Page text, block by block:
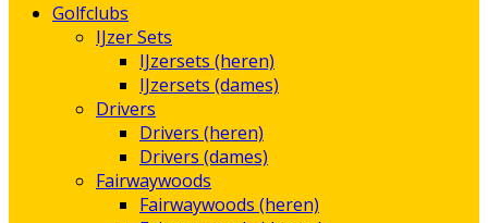
Golfclubs
IJzer Sets
IJzersets (heren)
IJzersets (dames)
Drivers
Drivers (heren)
Drivers (dames)
Fairwaywoods
Fairwaywoods (heren)